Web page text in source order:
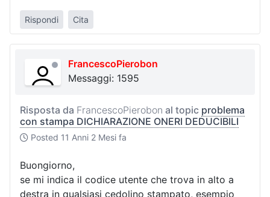
Rispondi Cita
FrancescoPierobon
Messaggi: 1595
Risposta da FrancescoPierobon al topic problema
con stampa DICHIARAZIONE ONERI DEDUCIBILI
Posted 11 Anni 2 Mesi fa
Buongiorno,
se mi indica il codice utente che trova in alto a
destra in qualsiasi cedolino stampato, esempio